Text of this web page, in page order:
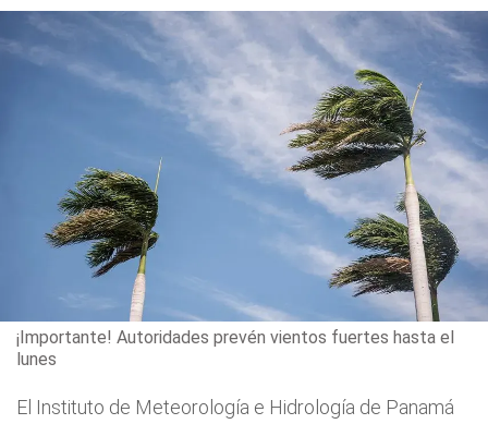
¡Importante! Autoridades prevén vientos fuertes hasta el
lunes
El Instituto de Meteorología e Hidrología de Panamá